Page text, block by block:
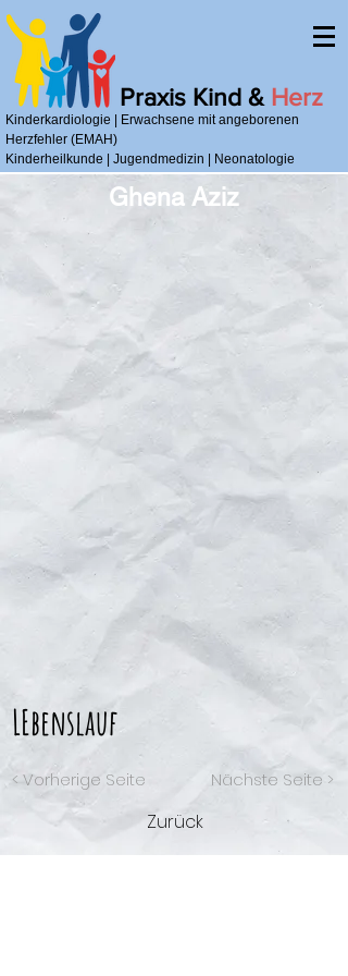
Praxis Kind & Herz
Kinderkardiologie | Erwachsene mit angeborenen
Herzfehler (EMAH)
Kinderheilkunde | Jugendmedizin | Neonatologie
Ghena Aziz
LEbenslauf
< Vorherige Seite Nächste Seite >
Zurück